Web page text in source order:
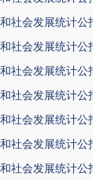
社会发展统计公
社会发展统计公
社会发展统计公
社会发展统计公
社会发展统计公
社会发展统计公
社会发展统计公